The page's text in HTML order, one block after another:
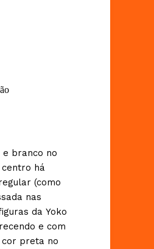
branco no
há
(como
nas
da Yoko
e com
cor preta no